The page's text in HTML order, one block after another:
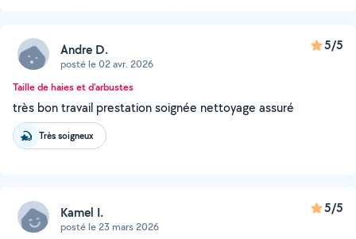
Andre D.
posté le 02 avr. 2026
5/5
Taille de haies et d'arbustes
très bon travail prestation soignée nettoyage assuré
Très soigneux
Kamel I.
posté le 23 mars 2026
5/5